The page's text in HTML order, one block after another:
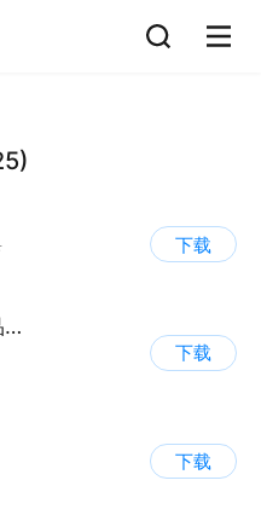
下载
义采宝义乌小商品批发网
下载
下载